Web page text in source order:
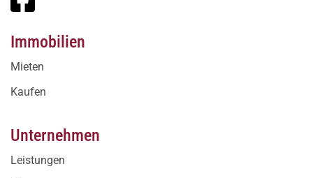
Immobilien
Mieten
Kaufen
Unternehmen
Leistungen